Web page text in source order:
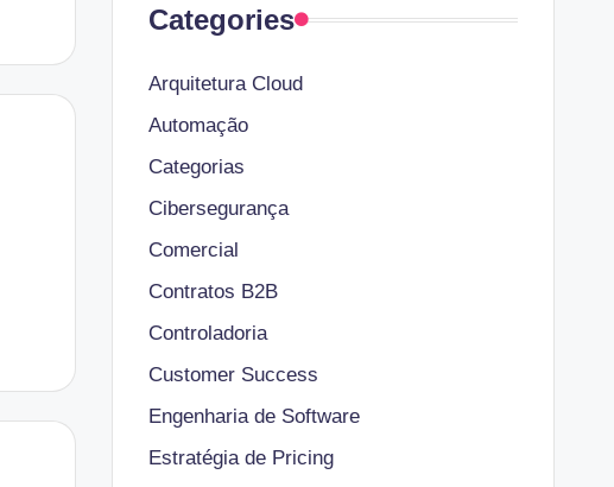
Categories
Arquitetura Cloud
Automação
Categorias
Cibersegurança
Comercial
Contratos B2B
Controladoria
Customer Success
Engenharia de Software
Estratégia de Pricing